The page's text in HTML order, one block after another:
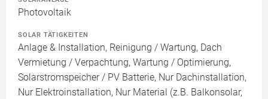
Photovoltaik
SOLAR TÄTIGKEITEN
Anlage & Installation, Reinigung / Wartung, Dach
Vermietung / Verpachtung, Wartung / Optimierung,
Solarstromspeicher / PV Batterie, Nur Dachinstallation,
Nur Elektroinstallation, Nur Material (z.B. Balkonsolar,